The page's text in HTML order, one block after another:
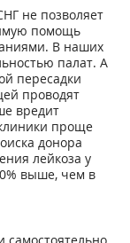
не позволяет
помощь
В наших
палат. А
пересадки
проводят
вредит
проще
донора
лейкоза у
выше, чем в